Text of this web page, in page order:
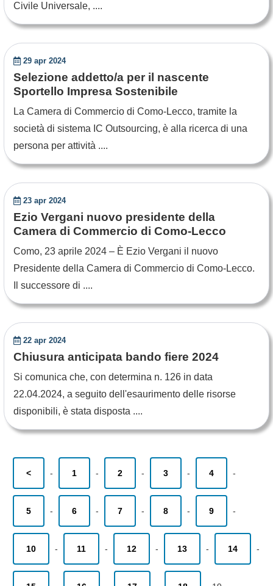
Civile Universale, ....
29 apr 2024
Selezione addetto/a per il nascente
Sportello Impresa Sostenibile
La Camera di Commercio di Como-Lecco, tramite la
società di sistema IC Outsourcing, è alla ricerca di una
persona per attività ....
23 apr 2024
Ezio Vergani nuovo presidente della
Camera di Commercio di Como-Lecco
Como, 23 aprile 2024 – È Ezio Vergani il nuovo
Presidente della Camera di Commercio di Como-Lecco.
Il successore di ....
22 apr 2024
Chiusura anticipata bando fiere 2024
Si comunica che, con determina n. 126 in data
22.04.2024, a seguito dell'esaurimento delle risorse
disponibili, è stata disposta ....
< - 1 - 2 - 3 - 4 -
5 - 6 - 7 - 8 - 9 -
10 - 11 - 12 - 13 - 14 -